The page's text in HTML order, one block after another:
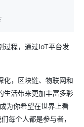
过程，通过IoT平台发
化，区块链、物联网和
生活带来更加丰富多彩
为你希望在世界上看
每个人都是参与者，